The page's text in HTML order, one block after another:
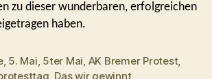
zu dieser wunderbaren, erfolgreichen
haben.
, 5. Mai, 5ter Mai, AK Bremer Protest,
, Das wir gewinnt